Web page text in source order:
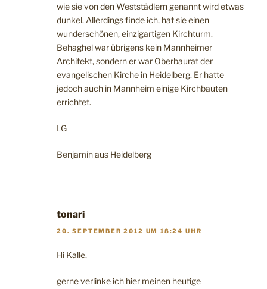
wie sie von den Weststädlern genannt wird etwas
dunkel. Allerdings finde ich, hat sie einen
wunderschönen, einzigartigen Kirchturm.
Behaghel war übrigens kein Mannheimer
Architekt, sondern er war Oberbaurat der
evangelischen Kirche in Heidelberg. Er hatte
jedoch auch in Mannheim einige Kirchbauten
errichtet.
LG
Benjamin aus Heidelberg
tonari
20. SEPTEMBER 2012 UM 18:24 UHR
Hi Kalle,
gerne verlinke ich hier meinen heutige